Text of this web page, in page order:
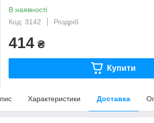
В наявності
Код: 3142
Роздріб
414 ₴
Купити
Характеристики Доставка